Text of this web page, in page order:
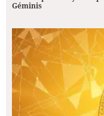
Géminis